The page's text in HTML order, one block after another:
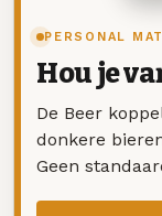
PERSONAL
Hou je
De Beer
donkere
Geen